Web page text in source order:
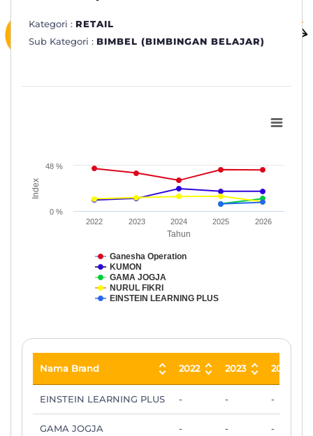
Kategori : RETAIL
Sub Kategori : BIMBEL (BIMBINGAN BELAJAR)
View as data table, Subkategori: BIMBEL (BIMBINGAN
The chart has 1 X axis displaying Tahun.
The chart has 1 Y axis displaying Index. Data ranges from 7.5
Tahun
Index
Ganesha Operation
KUMON
GAMA JOGJA
NURUL FIKRI
EINSTEIN LEARNING PLUS
2022 2023 2024 2025 2026
0 %
48 %
Nama Brand 2022 2023 2024
Nama Brand
EINSTEIN LEARNING PLUS - - -
GAMA JOGJA - - -